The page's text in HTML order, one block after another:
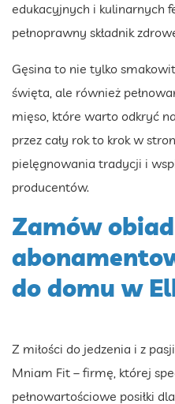
edukacyjnych i kulinarnych
pełnoprawny składnik
Gęsina to nie tylko
święta, ale również
mięso, które warto odkryć
przez cały rok to krok w
pielęgnowania tradycji i
producentów.
Zamów
do domu w
Z miłości do jedzenia i z
Mniam Fit – firmę, której
pełnowartościowe posiłki